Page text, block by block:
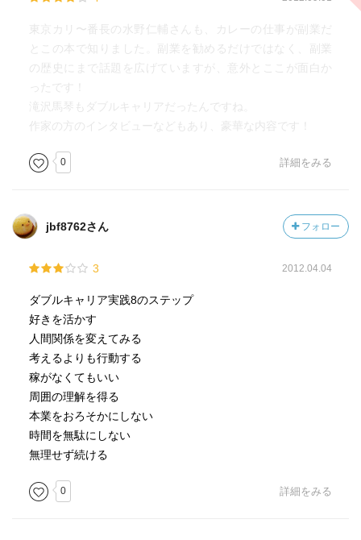
東京カリ〜番長の水野仁輔さんも、カレーの仕事が副業だ
とこの本で知りました。副業を勧めるだけではなく、副業
の歴史にまで話題を広げていますが、意外とここが面白か
ったです！
滝沢馬琴もダブルキャリアだったんですね。
作家の方のインタビューなどもあり、豪華な内容です！
0 詳細をみる
jbf8762さん フォロー
3 2012.04.04
ダブルキャリア実践8のステップ
好きを活かす
人間関係を変えてみる
考えるよりも行動する
稼がなくてもいい
周囲の理解を得る
本業をおろそかにしない
時間を無駄にしない
無理せず続ける
0 詳細をみる